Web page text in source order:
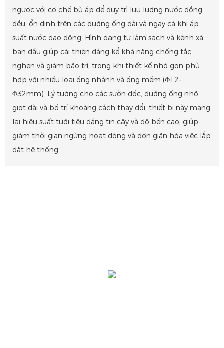
ngược với cơ chế bù áp để duy trì lưu lượng nước đồng
đều, ổn định trên các đường ống dài và ngay cả khi áp
suất nước dao động. Hình dạng tự làm sạch và kênh xả
ban đầu giúp cải thiện đáng kể khả năng chống tắc
nghẽn và giảm bảo trì, trong khi thiết kế nhỏ gọn phù
hợp với nhiều loại ống nhánh và ống mềm (Φ12–
Φ32mm). Lý tưởng cho các sườn dốc, đường ống nhỏ
giọt dài và bố trí khoảng cách thay đổi, thiết bị này mang
lại hiệu suất tưới tiêu đáng tin cậy và độ bền cao, giúp
giảm thời gian ngừng hoạt động và đơn giản hóa việc lắp
đặt hệ thống.